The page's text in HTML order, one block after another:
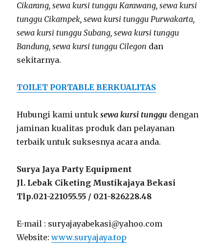
Cikarang, sewa kursi tunggu Karawang, sewa kursi
tunggu Cikampek, sewa kursi tunggu Purwakarta,
sewa kursi tunggu Subang, sewa kursi tunggu
Bandung, sewa kursi tunggu Cilegon dan
sekitarnya.
TOILET PORTABLE BERKUALITAS
Hubungi kami untuksewa kursi tunggu dengan
jaminan kualitas produk dan pelayanan
terbaik untuk suksesnya acara anda.
Surya Jaya Party Equipment
Jl. Lebak Ciketing Mustikajaya Bekasi
Tlp.021-221055.55 / 021-826228.48
E-mail : suryajayabekasi@yahoo.com
Website:www.suryajaya.top